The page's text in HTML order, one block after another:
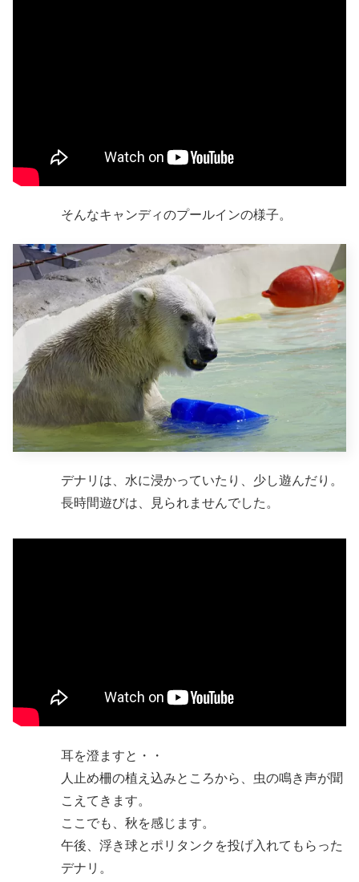
そんなキャンディのプールインの様子。
デナリは、水に浸かっていたり、少し遊んだり。
長時間遊びは、見られませんでした。
耳を澄ますと・・
人止め柵の植え込みところから、虫の鳴き声が聞
こえてきます。
ここでも、秋を感じます。
午後、浮き球とポリタンクを投げ入れてもらった
デナリ。